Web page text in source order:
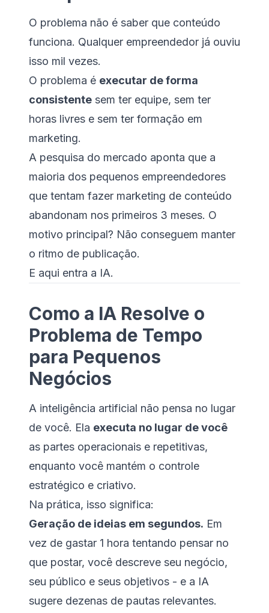
O problema não é saber que conteúdo
funciona. Qualquer empreendedor já ouviu
isso mil vezes.
O problema é executar de forma
consistente sem ter equipe, sem ter
horas livres e sem ter formação em
marketing.
A pesquisa do mercado aponta que a
maioria dos pequenos empreendedores
que tentam fazer marketing de conteúdo
abandonam nos primeiros 3 meses. O
motivo principal? Não conseguem manter
o ritmo de publicação.
E aqui entra a IA.
Como a IA Resolve o
Problema de Tempo
para Pequenos
Negócios
A inteligência artificial não pensa no lugar
de você. Ela executa no lugar de você
as partes operacionais e repetitivas,
enquanto você mantém o controle
estratégico e criativo.
Na prática, isso significa:
Geração de ideias em segundos. Em
vez de gastar 1 hora tentando pensar no
que postar, você descreve seu negócio,
seu público e seus objetivos - e a IA
sugere dezenas de pautas relevantes.